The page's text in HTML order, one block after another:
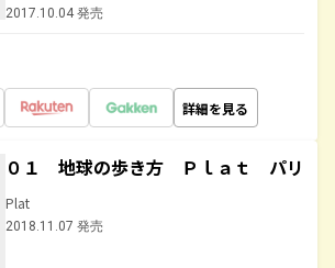
2017.10.04 発売
詳細を見る
０１ 地球の歩き方 Ｐｌａｔ パリ
Plat
2018.11.07 発売